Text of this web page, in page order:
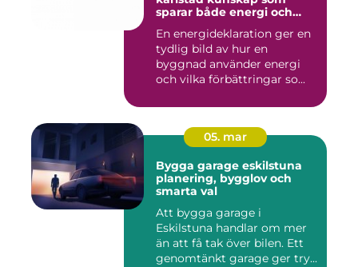
sparar både energi och
En energideklaration ger en
tydlig bild av hur en
byggnad använder energi
och vilka förbättringar so...
05. mar
Bygga garage eskilstuna
planering, bygglov och
smarta val
Att bygga garage i
Eskilstuna handlar om mer
än att få tak över bilen. Ett
genomtänkt garage ger try...